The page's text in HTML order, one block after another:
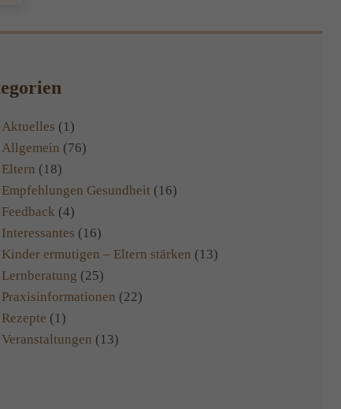
Coachingangebot
Aktuelles (1)
Allgemein (76)
Eltern (18)
Empfehlungen Gesundheit(16)
Feedback (4)
Interessantes (16)
Kinder ermutigen – Eltern stärken (13)
Lernberatung (25)
Praxisinformationen (22)
Rezepte (1)
Veranstaltungen (13)